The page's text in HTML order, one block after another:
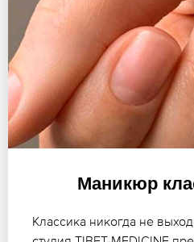
Маникюр
Классика никогда не